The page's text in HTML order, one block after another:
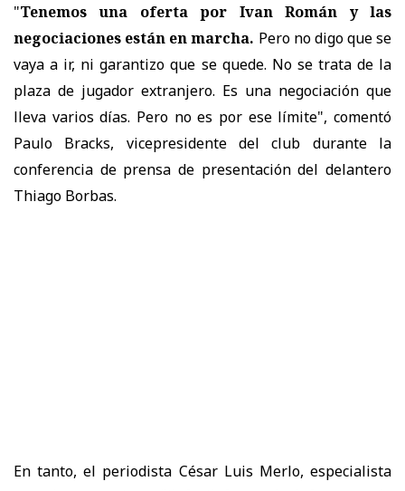
"Tenemos una oferta por Ivan Román y las
negociaciones están en marcha. Pero no digo que se
vaya a ir, ni garantizo que se quede. No se trata de la
plaza de jugador extranjero. Es una negociación que
lleva varios días. Pero no es por ese límite", comentó
Paulo Bracks, vicepresidente del club durante la
conferencia de prensa de presentación del delantero
Thiago Borbas.
En tanto, el periodista César Luis Merlo, especialista